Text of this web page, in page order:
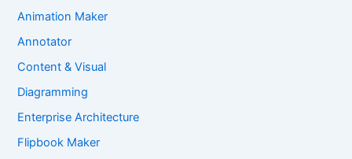
Animation Maker
Annotator
Content & Visual
Diagramming
Enterprise Architecture
Flipbook Maker